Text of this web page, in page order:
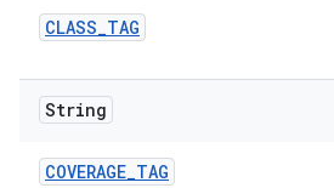
CLASS_TAG
String
COVERAGE_TAG